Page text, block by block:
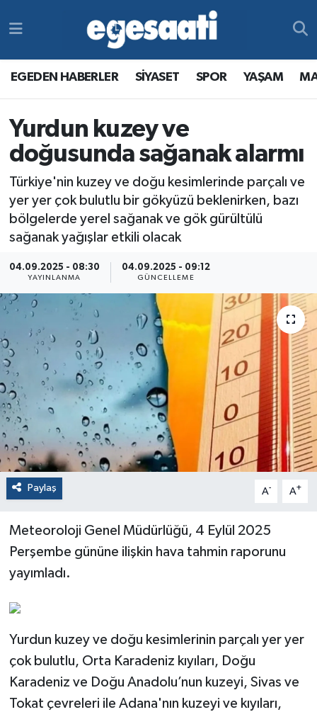
EGEDEN HABERLER SİYASET SPOR YAŞAM
Yurdun kuzey ve
doğusunda sağanak alarmı
Türkiye'nin kuzey ve doğu kesimlerinde parçalı ve
yer yer çok bulutlu bir gökyüzü beklenirken, bazı
bölgelerde yerel sağanak ve gök gürültülü
sağanak yağışlar etkili olacak
04.09.2025 - 08:30
YAYINLANMA
04.09.2025 - 09:12
GÜNCELLEME
Paylaş A- A+
Meteoroloji Genel Müdürlüğü, 4 Eylül 2025
Perşembe gününe ilişkin hava tahmin raporunu
yayımladı.
Yurdun kuzey ve doğu kesimlerinin parçalı yer yer
çok bulutlu, Orta Karadeniz kıyıları, Doğu
Karadeniz ve Doğu Anadolu’nun kuzeyi, Sivas ve
Tokat çevreleri ile Adana'nın kuzeyi ve kıyıları,
Yazarlar
YAŞAM
MAGAZİN
RESMİ REKLAMLAR
SPOR
YAŞAM
MAGAZİN
RESMİ REKLAMLAR
Egemax TV
Süper Lig Puan Durumu ve Fikstür
Tüm Manşetler
Son Dakika Haberleri
Haber Arşivi